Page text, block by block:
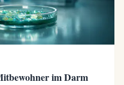
im Darm